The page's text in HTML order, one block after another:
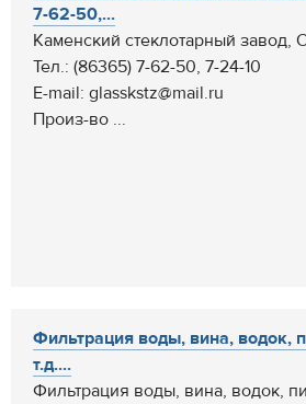
7-62-50,...
Каменский стеклотарный завод,
Тел.: (86365) 7-62-50, 7-24-10
E-mail: glasskstz@mail.ru
Произ-во ...
Фильтрация воды, вина, водок,
т.д....
Фильтрация воды, вина, водок,